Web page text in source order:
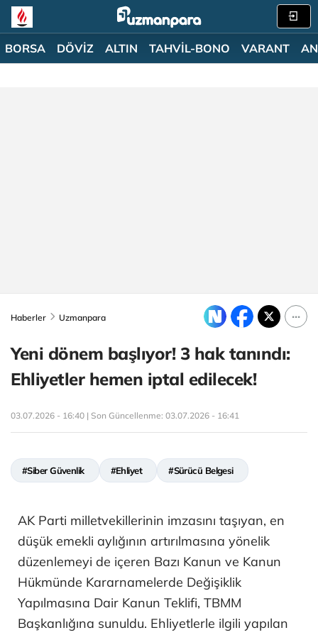
BORSA DÖVİZ ALTIN TAHVİL-BONO VARANT
Haberler Uzmanpara
Yeni dönem başlıyor! 3 hak tanındı:
Ehliyetler hemen iptal edilecek!
03.07.2026 - 16:40 | Son Güncellenme: 03.07.2026 - 16:41
#Siber Güvenlik #Ehliyet #Sürücü Belgesi
AK Parti milletvekillerinin imzasını taşıyan, en
düşük emekli aylığının artırılmasına yönelik
düzenlemeyi de içeren Bazı Kanun ve Kanun
Hükmünde Kararnamelerde Değişiklik
Yapılmasına Dair Kanun Teklifi, TBMM
Başkanlığına sunuldu. Ehliyetlerle ilgili yapılan